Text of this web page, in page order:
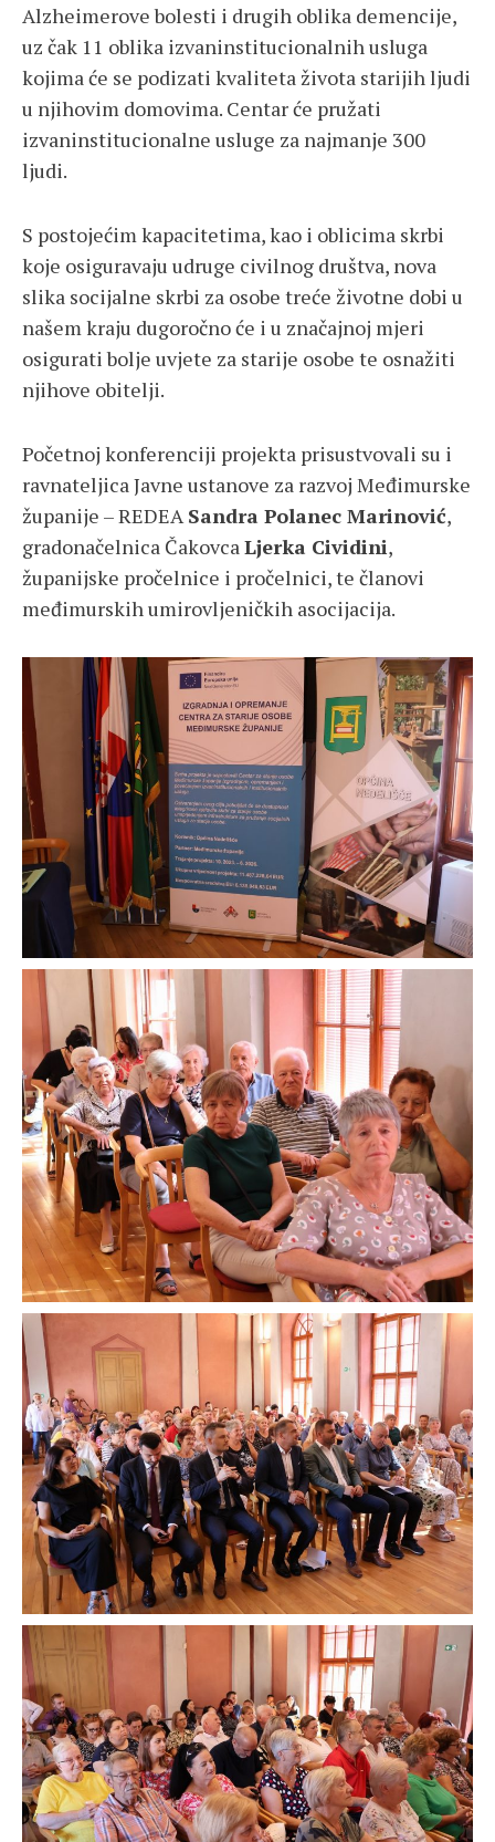
Alzheimerove bolesti i drugih oblika demencije,
uz čak 11 oblika izvaninstitucionalnih usluga
kojima će se podizati kvaliteta života starijih ljudi
u njihovim domovima. Centar će pružati
izvaninstitucionalne usluge za najmanje 300
ljudi.
S postojećim kapacitetima, kao i oblicima skrbi
koje osiguravaju udruge civilnog društva, nova
slika socijalne skrbi za osobe treće životne dobi u
našem kraju dugoročno će i u značajnoj mjeri
osigurati bolje uvjete za starije osobe te osnažiti
njihove obitelji.
Početnoj konferenciji projekta prisustvovali su i
ravnateljica Javne ustanove za razvoj Međimurske
županije – REDEASandra Polanec Marinović,
gradonačelnica ČakovcaLjerka Cividini,
županijske pročelnice i pročelnici, te članovi
međimurskih umirovljeničkih asocijacija.